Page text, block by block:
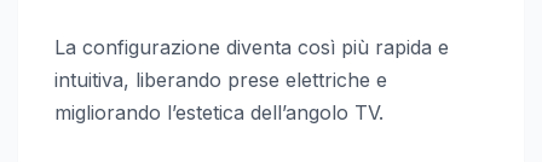
La configurazione diventa così più rapida e
intuitiva, liberando prese elettriche e
migliorando l’estetica dell’angolo TV.